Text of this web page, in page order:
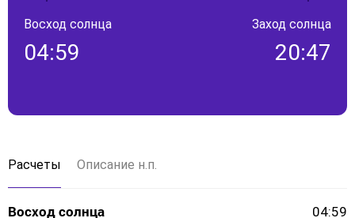
Восход солнца
04:59
Заход солнца
20:47
Расчеты Описание н.п.
Восход солнца
04:59